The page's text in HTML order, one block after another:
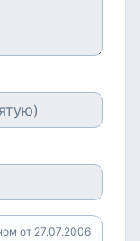
от 27.07.2006